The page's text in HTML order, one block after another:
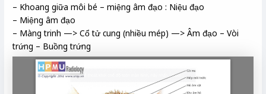
– Khoang giữa môi bé – miệng âm đạo : Niệu đạo
– Miệng âm đạo
– Màng trinh —> Cổ tử cung (nhiều mép) —> Âm đạo – Vòi
trứng – Buồng trứng